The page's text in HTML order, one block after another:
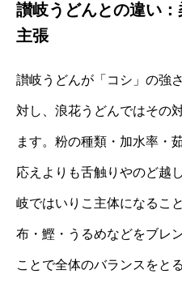
讃岐うどんとの違い
主張
讃岐うどんが「コシ」の強
対し、浪花うどんではその
ます。粉の種類・加水率・
応えよりも舌触りやのど越
岐ではいりこ主体になるこ
布・鰹・うるめなどをブレ
ことで全体のバランスをと